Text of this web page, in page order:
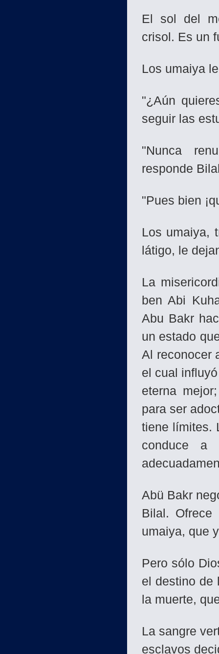
El sol del
crisol. Es un
Los umaiya
"¿Aún
seguir las
"Nunca
responde
"Pues bien
Los umaiya,
látigo, le
La
ben Abi
Abu Bakr
un estado
Al reconocer
el cual
eterna
para ser
tiene límites.
conduce
Abü Bakr
Bilal.
umaiya, que
Pero sólo
el destino de
la muerte,
La sangre
esclavos